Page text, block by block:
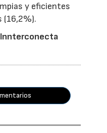
y eficientes
(16,2%).